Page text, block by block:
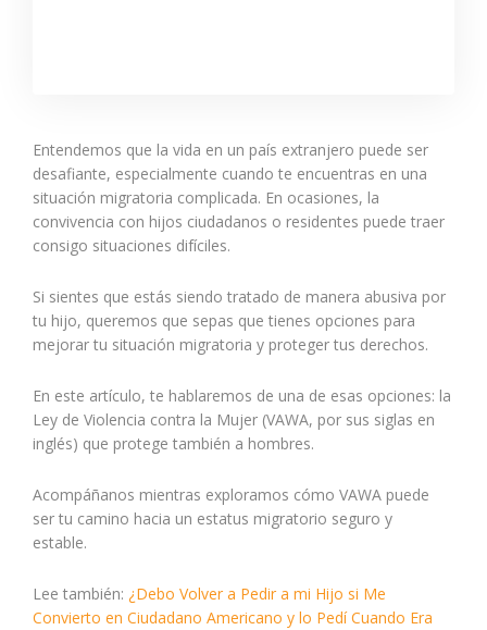
Entendemos que la vida en un país extranjero puede ser
desafiante, especialmente cuando te encuentras en una
situación migratoria complicada. En ocasiones, la
convivencia con hijos ciudadanos o residentes puede traer
consigo situaciones difíciles.
Si sientes que estás siendo tratado de manera abusiva por
tu hijo, queremos que sepas que tienes opciones para
mejorar tu situación migratoria y proteger tus derechos.
En este artículo, te hablaremos de una de esas opciones: la
Ley de Violencia contra la Mujer (VAWA, por sus siglas en
inglés) que protege también a hombres.
Acompáñanos mientras exploramos cómo VAWA puede
ser tu camino hacia un estatus migratorio seguro y
estable.
Lee también: ¿Debo Volver a Pedir a mi Hijo si Me
Convierto en Ciudadano Americano y lo Pedí Cuando Era